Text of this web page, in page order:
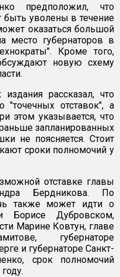
предположил, что
быть уволены в течение
оказаться большой
место губернаторов в
Кроме того,
новую схему
рассказал, что
отставок", а
этом указывается, что
запланированных
не поясняется. Стоит
сроки полномочий у
отставке главы
Бердникова. По
также может идти о
Борисе Дубровском,
Марине Ковтун, главе
губернаторе
и губернаторе Санкт-
срок полномочий